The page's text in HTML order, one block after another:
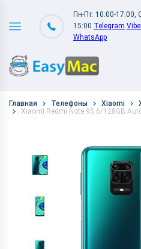
Пн-Пт: 10:00-17:00,
15:00 Telegram
WhatsApp
Главная Телефоны Xiaomi
Xiaomi Redmi Note 9S 6/128GB